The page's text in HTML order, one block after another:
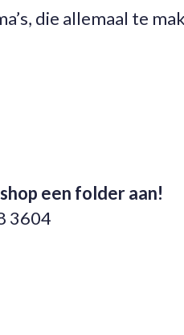
die allemaal te
een folder aan!
3604